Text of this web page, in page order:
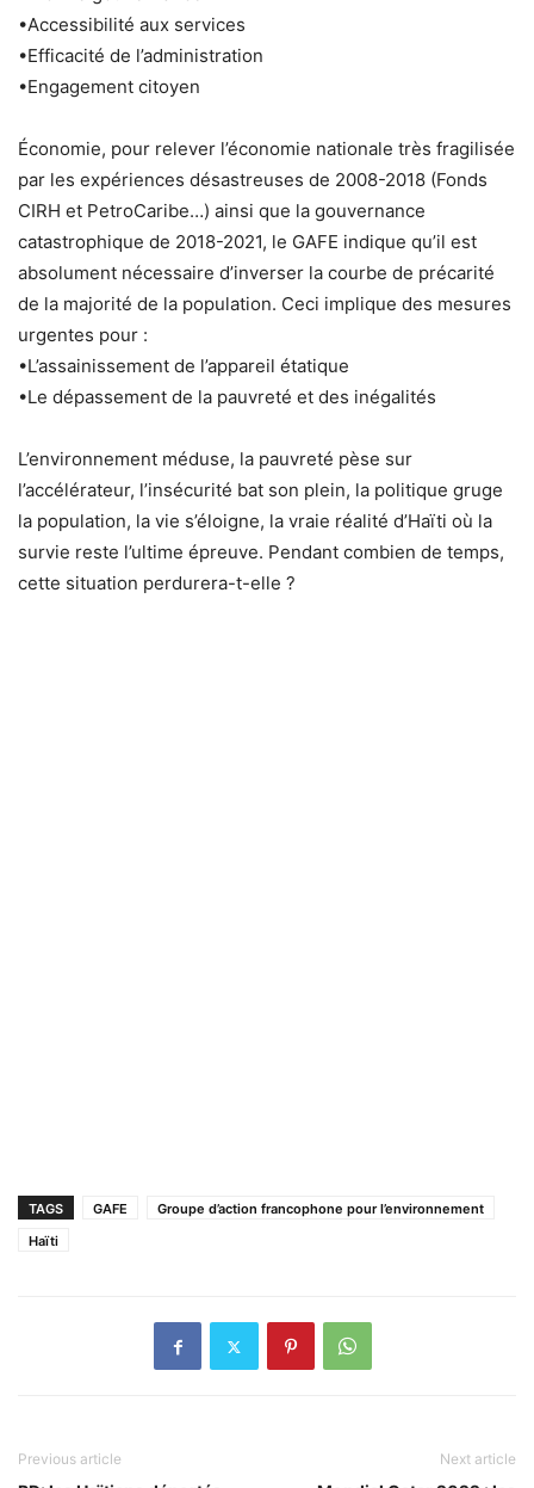
•Accessibilité aux services
•Efficacité de l’administration
•Engagement citoyen
Économie, pour relever l’économie nationale très fragilisée
par les expériences désastreuses de 2008-2018 (Fonds
CIRH et PetroCaribe…) ainsi que la gouvernance
catastrophique de 2018-2021, le GAFE indique qu’il est
absolument nécessaire d’inverser la courbe de précarité
de la majorité de la population. Ceci implique des mesures
urgentes pour :
•L’assainissement de l’appareil étatique
•Le dépassement de la pauvreté et des inégalités
L’environnement méduse, la pauvreté pèse sur
l’accélérateur, l’insécurité bat son plein, la politique gruge
la population, la vie s’éloigne, la vraie réalité d’Haïti où la
survie reste l’ultime épreuve. Pendant combien de temps,
cette situation perdurera-t-elle ?
TAGS GAFE
Groupe d’action francophone pour l’environnement
Haïti
Previous article Next article